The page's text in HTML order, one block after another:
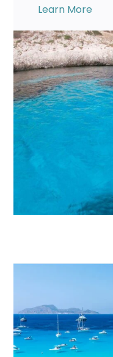
Learn More